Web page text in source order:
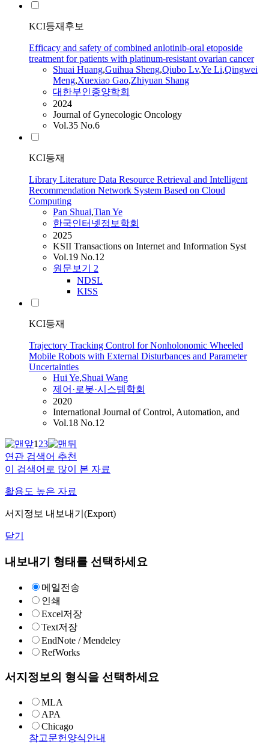
KCI등재후보
Efficacy and safety of combined anlotinib-oral etoposide
treatment for patients with platinum-resistant ovarian cancer
Shuai Huang,Guihua Sheng,Qiubo Lv,Ye Li,Qingwei
Meng,Xuexiao Gao,Zhiyuan Shang
대한부인종양학회
2024
Journal of Gynecologic Oncology
Vol.35 No.6
KCI등재
Library Literature Data Resource Retrieval and Intelligent
Recommendation Network System Based on Cloud
Computing
Pan Shuai,TianYe
한국인터넷정보학회
2025
KSII Transactions on Internet and Information Syst
Vol.19 No.12
원문보기 2
NDSL
KISS
KCI등재
Trajectory Tracking Control for Nonholonomic Wheeled
Mobile Robots with External Disturbances and Parameter
Uncertainties
HuiYe,Shuai Wang
제어·로봇·시스템학회
2020
International Journal of Control, Automation, and
Vol.18 No.12
123
연관 검색어 추천
이 검색어로 많이 본 자료
활용도 높은 자료
서지정보 내보내기(Export)
닫기
내보내기 형태를 선택하세요
메일전송
인쇄
Excel저장
Text저장
EndNote / Mendeley
RefWorks
서지정보의 형식을 선택하세요
MLA
APA
Chicago
참고문헌양식안내